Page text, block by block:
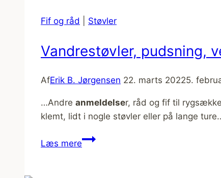
Fif og råd Støvler
Vandrestøvler, pudsning,
AfErik B. Jørgensen 22. marts 20225.
…Andre anmeldelser, råd og fif til
klemt, lidt i nogle støvler eller på lange
Læs mereVandrestøvler,